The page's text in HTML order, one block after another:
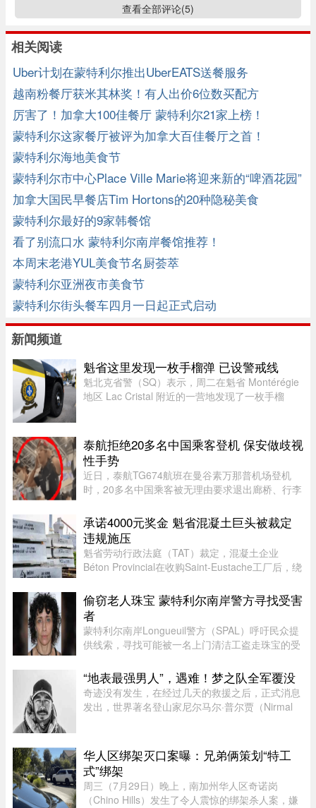
查看全部评论(5)
相关阅读
Uber计划在蒙特利尔推出UberEATS送餐服务
越南粉餐厅获米其林奖！有人出价6位数买配方
厉害了！加拿大100佳餐厅 蒙特利尔21家上榜！
蒙特利尔这家餐厅被评为加拿大百佳餐厅之首！
蒙特利尔海地美食节
蒙特利尔市中心Place Ville Marie将迎来新的“啤酒花园”
加拿大国民早餐店Tim Hortons的20种隐秘美食
蒙特利尔最好的9家韩餐馆
看了别流口水 蒙特利尔南岸餐馆推荐！
本周末老港YUL美食节名厨荟萃
蒙特利尔亚洲夜市美食节
蒙特利尔街头餐车四月一日起正式启动
新闻频道
魁省这里发现一枚手榴弹 已设警戒线
魁北克省警（SQ）表示，周二在魁省 Montérégie
地区 Lac Cristal 附近的一营地发现了一枚手榴
无法确认该手榴弹是否处 ...
泰航拒绝20多名中国乘客登机 保安做歧视
性手势
近日，泰航TG674航班在曼谷素万那普机场登机
时，20多名中国乘客被无理由要求退出廊桥、行李
常起飞，现场还发生了安保人员做出歧视性“拉眼
角”手势的争议。截至目前， ...
承诺4000元奖金 魁省混凝土巨头被裁定
违规施压
魁省劳动行政法庭（TAT）裁定，混凝土企业
Béton Provincial在收购Saint-Eustache工厂后，绕
可获4000元”为条件施压，干扰集体协议谈判。法
庭指出，公司未告知员工， ...
偷窃老人珠宝 蒙特利尔南岸警方寻找受害
者
蒙特利尔南岸Longueuil警方（SPAL）呼吁民众提
供线索，寻找可能被一名上门清洁工盗走珠宝的受
手。48岁的Longueuil居民Mélanie Tanguay上周
四出庭，被控涉及Saint-Brun ...
“地表最强男人”，遇难！梦之队全军覆没
奇迹没有发生，在经过几天的救援之后，正式消息
发出，世界著名登山家尼尔马尔·普尔贾（Nirmal
月2日，巴基斯坦阿尔卑斯俱 ...
华人区绑架灭口案曝：兄弟俩策划“特工
式”绑架
周三（7月29日）晚上，南加州华人区奇诺岗
（Chino Hills）发生了令人震惊的绑架杀人案，嫌